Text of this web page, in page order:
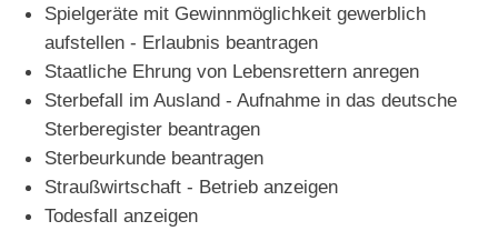
Spielgeräte mit Gewinnmöglichkeit gewerblich
aufstellen - Erlaubnis beantragen
Staatliche Ehrung von Lebensrettern anregen
Sterbefall im Ausland - Aufnahme in das deutsche
Sterberegister beantragen
Sterbeurkunde beantragen
Straußwirtschaft - Betrieb anzeigen
Todesfall anzeigen